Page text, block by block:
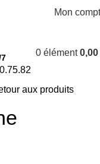
Mon
0 élément 0,00
aux produits